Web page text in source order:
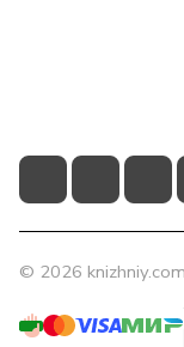
© 2026 knizhniy.com